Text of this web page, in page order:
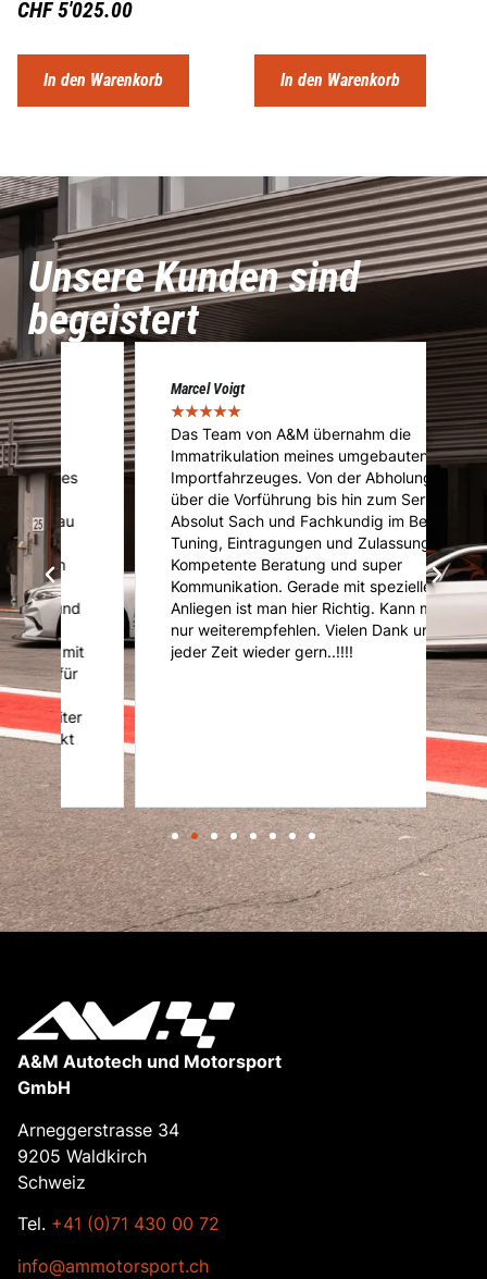
CHF5'025.00
In den Warenkorb In den Warenkorb
Unsere Kunden sind
begeistert
Marcel Voigt
★★
Das Team von A&M übernahm die
Immatrikulation meines umgebauten
Importfahrzeuges. Von der Abholung
über die Vorführung bis hin zum Service.
Absolut Sach und Fachkundig im Bereich
Tuning, Eintragungen und Zulassung.
Kompetente Beratung und super
Kommunikation. Gerade mit speziellen
Anliegen ist man hier Richtig. Kann mich
nur weiterempfehlen. Vielen Dank und
jeder Zeit wieder gern..!!!!
★
A&M Autotech und Motorsport
GmbH
Arneggerstrasse 34
9205 Waldkirch
Schweiz
Tel. +41 (0)71 430 00 72
info@ammotorsport.ch